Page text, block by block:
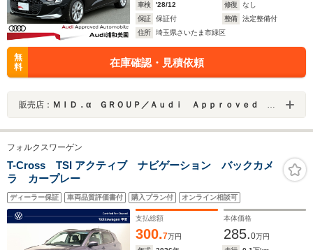
車検
'28/12 修復
なし
保証
保証付 整備
法定整備付
住所
埼玉県さいたま市緑区
無
料
在庫確認・見積依頼
販売店： ＭＩＤ．α ＧＲＯＵＰ／Ａｕｄｉ Ａｐｐｒｏｖｅｄ Ａｕｔｏｍｏｂｉｌｅ 浦和美園／株式会社ＭＩＤ
フォルクスワーゲン
T-Cross TSI アクティブ ナビゲーション バックカメ
ラ カープレー
ディーラー保証 車両品質評価書付 購入プラン付 オンライン相談可
支払総額
300.7万円
本体価格
285.0万円